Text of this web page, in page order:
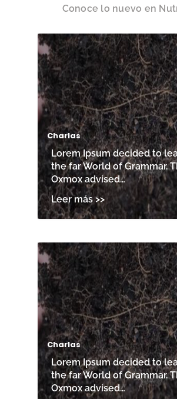
Conoce lo nuevo en
Charlas
Lorem Ipsum decided to
the far World of Grammar.
Oxmox advised…
Charlas
Lorem Ipsum decided to
the far World of Grammar.
Oxmox advised…